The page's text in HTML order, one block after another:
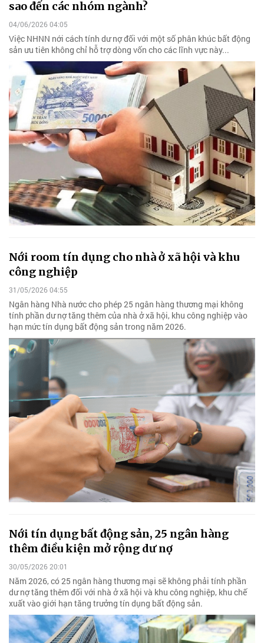
sao đến các nhóm ngành?
04/06/2026 04:05
Việc NHNN nới cách tính dư nợ đối với một số phân khúc bất động
sản ưu tiên không chỉ hỗ trợ dòng vốn cho các lĩnh vực này...
Nới room tín dụng cho nhà ở xã hội và khu
công nghiệp
31/05/2026 04:55
Ngân hàng Nhà nước cho phép 25 ngân hàng thương mại không
tính phần dư nợ tăng thêm của nhà ở xã hội, khu công nghiệp vào
hạn mức tín dụng bất động sản trong năm 2026.
Nới tín dụng bất động sản, 25 ngân hàng
thêm điều kiện mở rộng dư nợ
30/05/2026 20:01
Năm 2026, có 25 ngân hàng thương mại sẽ không phải tính phần
dư nợ tăng thêm đối với nhà ở xã hội và khu công nghiệp, khu chế
xuất vào giới hạn tăng trưởng tín dụng bất động sản.